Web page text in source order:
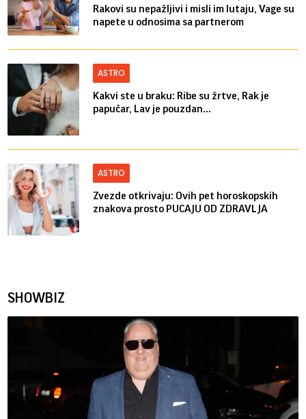
Rakovi su nepažljivi i misli im lutaju, Vage su
napete u odnosima sa partnerom
ASTRO
Kakvi ste u braku: Ribe su žrtve, Rak je
papučar, Lav je pouzdan...
ASTRO
Zvezde otkrivaju: Ovih pet horoskopskih
znakova prosto PUCAJU OD ZDRAVLJA
SHOWBIZ